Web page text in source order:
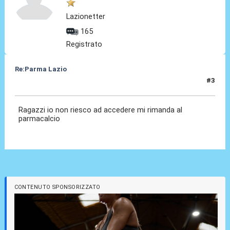
Lazionetter
165
Registrato
Re:Parma Lazio
#3
Ragazzi io non riesco ad accedere mi rimanda al
parmacalcio
CONTENUTO SPONSORIZZATO